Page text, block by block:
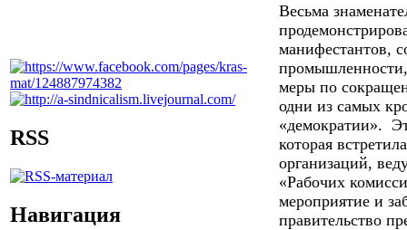
RSS
Навигация
Весьма
манифестантов,
промышленности,
меры по
одни из самых
«демократии».
которая
организаций,
«Рабочих
мероприятие и
правительство